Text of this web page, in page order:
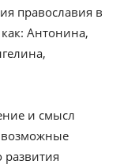
православия в
Антонина,
и смысл
развития